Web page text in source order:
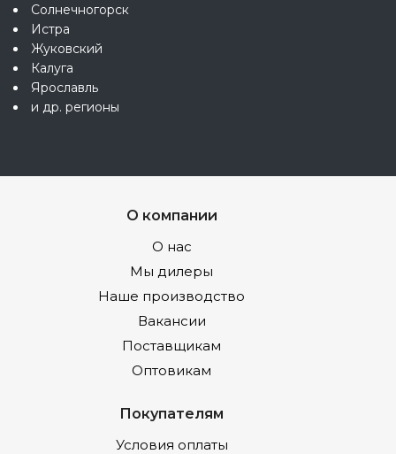
Солнечногорск
Истра
Жуковский
Калуга
Ярославль
и др. регионы
О компании
О нас
Мы дилеры
Наше производство
Вакансии
Поставщикам
Оптовикам
Покупателям
Условия оплаты